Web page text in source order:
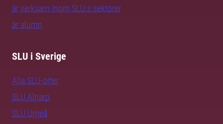
är verksam inom SLU:s sektorer
är alumn
SLU i Sverige
Alla SLU-orter
SLU Alnarp
SLU Umeå